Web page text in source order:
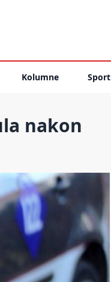
Kolumne Sport
nakon